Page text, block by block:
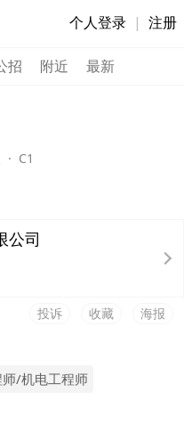
个人登录 | 注册
招 附近 最新
· C1
公司
投诉 收藏 海报
/机电工程师